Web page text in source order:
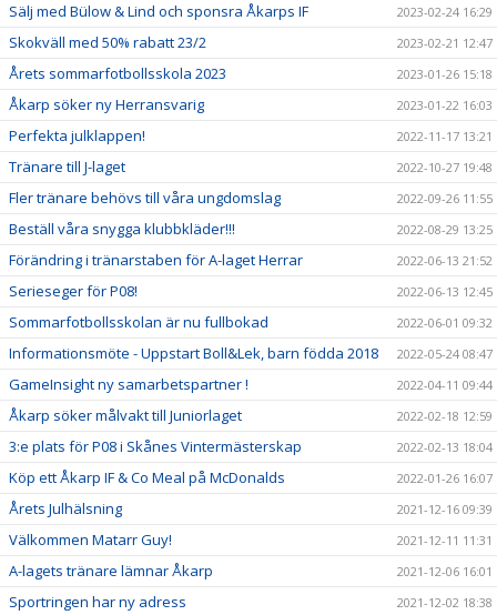
Sälj med Bülow & Lind och sponsra Åkarps IF 2023-02-24 16:29
Skokväll med 50% rabatt 23/2 2023-02-21 12:47
Årets sommarfotbollsskola 2023 2023-01-26 15:18
Åkarp söker ny Herransvarig 2023-01-22 16:03
Perfekta julklappen! 2022-11-17 13:21
Tränare till J-laget 2022-10-27 19:48
Fler tränare behövs till våra ungdomslag 2022-09-26 11:55
Beställ våra snygga klubbkläder!!! 2022-08-29 13:25
Förändring i tränarstaben för A-laget Herrar 2022-06-13 21:52
Serieseger för P08! 2022-06-13 12:45
Sommarfotbollsskolan är nu fullbokad 2022-06-01 09:32
Informationsmöte - Uppstart Boll&Lek, barn födda 2018 2022-05-24 08:47
GameInsight ny samarbetspartner ! 2022-04-11 09:44
Åkarp söker målvakt till Juniorlaget 2022-02-18 12:59
3:e plats för P08 i Skånes Vintermästerskap 2022-02-13 18:04
Köp ett Åkarp IF & Co Meal på McDonalds 2022-01-26 16:07
Årets Julhälsning 2021-12-16 09:39
Välkommen Matarr Guy! 2021-12-11 11:31
A-lagets tränare lämnar Åkarp 2021-12-06 16:01
Sportringen har ny adress 2021-12-02 18:38